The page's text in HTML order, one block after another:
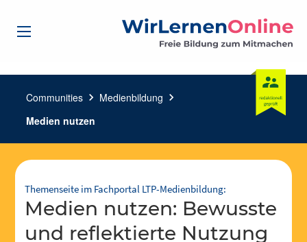
Communities chevron_right Medienbildung chevron_right
Medien nutzen
Themenseite im Fachportal LTP-Medienbildung:
Medien nutzen: Bewusste
und reflektierte Nutzung